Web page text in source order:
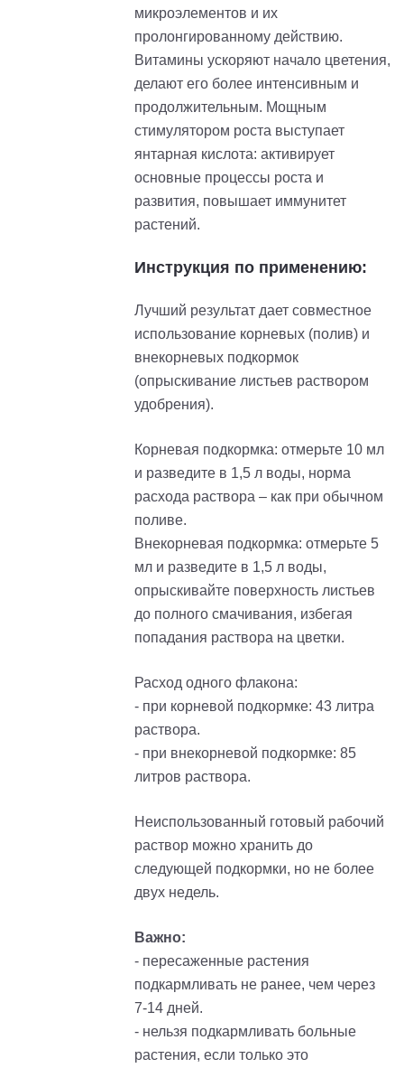
микроэлементов и их
пролонгированному действию.
Витамины ускоряют начало цветения,
делают его более интенсивным и
продолжительным. Мощным
стимулятором роста выступает
янтарная кислота: активирует
основные процессы роста и
развития, повышает иммунитет
растений.
Инструкция по применению:
Лучший результат дает совместное
использование корневых (полив) и
внекорневых подкормок
(опрыскивание листьев раствором
удобрения).
Корневая подкормка: отмерьте 10 мл
и разведите в 1,5 л воды, норма
расхода раствора – как при обычном
поливе.
Внекорневая подкормка: отмерьте 5
мл и разведите в 1,5 л воды,
опрыскивайте поверхность листьев
до полного смачивания, избегая
попадания раствора на цветки.
Расход одного флакона:
- при корневой подкормке: 43 литра
раствора.
- при внекорневой подкормке: 85
литров раствора.
Неиспользованный готовый рабочий
раствор можно хранить до
следующей подкормки, но не более
двух недель.
Важно:
- пересаженные растения
подкармливать не ранее, чем через
7-14 дней.
- нельзя подкармливать больные
растения, если только это